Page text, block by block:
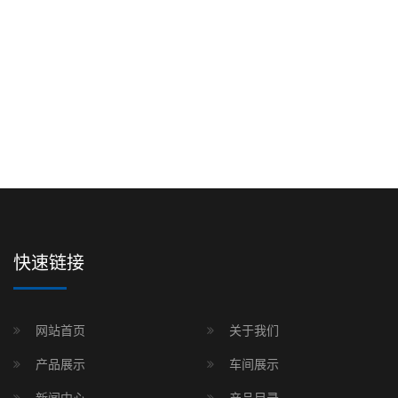
快速链接
网站首页 关于我们
产品展示 车间展示